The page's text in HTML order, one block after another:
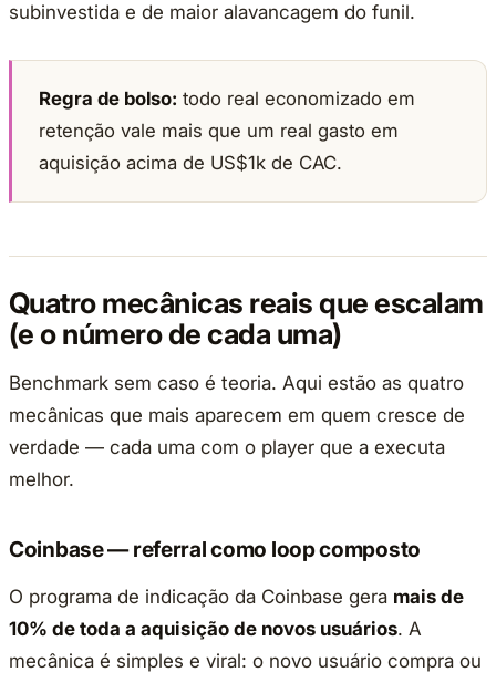
subinvestida e de maior alavancagem do funil.
Regra de bolso: todo real economizado em
retenção vale mais que um real gasto em
aquisição acima de US$1k de CAC.
Quatro mecânicas reais que escalam
(e o número de cada uma)
Benchmark sem caso é teoria. Aqui estão as quatro
mecânicas que mais aparecem em quem cresce de
verdade — cada uma com o player que a executa
melhor.
Coinbase — referral como loop composto
O programa de indicação da Coinbase gera mais de
10% de toda a aquisição de novos usuários. A
mecânica é simples e viral: o novo usuário compra ou